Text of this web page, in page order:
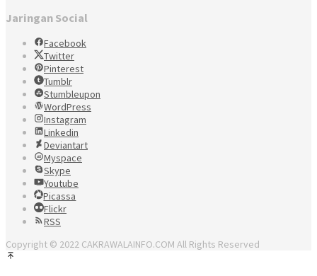
Jaringan Social
Facebook
Twitter
Pinterest
Tumblr
Stumbleupon
WordPress
Instagram
Linkedin
Deviantart
Myspace
Skype
Youtube
Picassa
Flickr
RSS
Copyright © 2022 CAKRAWALAINFO.COM All Rights Reserved